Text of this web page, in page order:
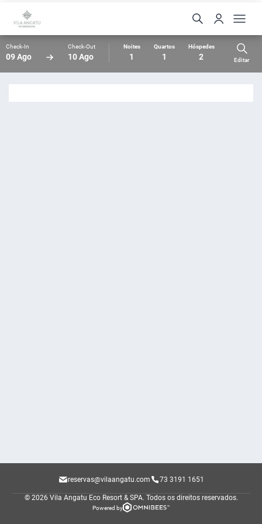
Check-In
09 Ago
Check-Out
10 Ago
Noites
1
Quartos
1
Hóspedes
2 Editar
reservas@vilaangatu.com 73 3191 1651
© 2026 Vila Angatu Eco Resort & SPA. Todos os direitos reservados.
Powered by